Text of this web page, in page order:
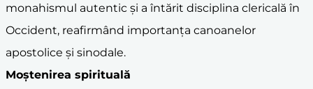
monahismul autentic și a întărit disciplina clericală în
Occident, reafirmând importanța canoanelor
apostolice și sinodale.
Moștenirea spirituală